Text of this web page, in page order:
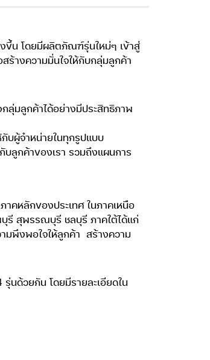
ขึ้น โดยมีผลิตภัณฑ์รุ่นใหม่ๆ เข้าสู่
ร้างความมั่นใจให้กับกลุ่มลูกค้า
ลุ่มลูกค้าได้อย่างมีประสิทธิภาพ
บผู้จำหน่ายในทุกรูปแบบ
บลูกค้าของเรา รวมถึงแผนการ
คหลักของประเทศ ในภาคเหนือ
รี สุพรรณบุรี ชลบุรี ภาคใต้ได้แก่
มพึงพอใจให้ลูกค้า สร้างความ
นด้วยกัน โดยมีรายละเอียดใน